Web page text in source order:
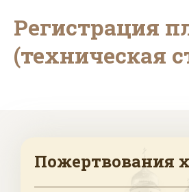
Регистрация
(техническая
Пожертвования